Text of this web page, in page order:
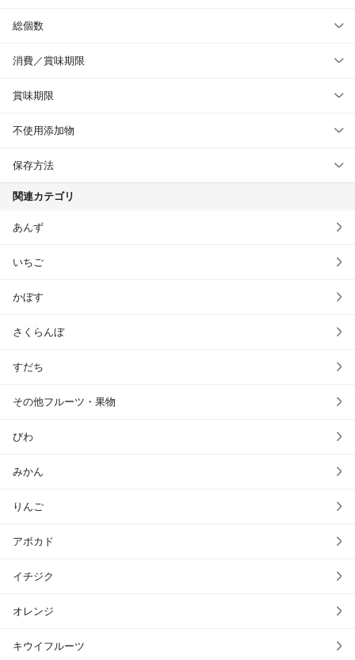
総個数
消費／賞味期限
賞味期限
不使用添加物
保存方法
関連カテゴリ
あんず
いちご
かぼす
さくらんぼ
すだち
その他フルーツ・果物
びわ
みかん
りんご
アボカド
イチジク
オレンジ
キウイフルーツ